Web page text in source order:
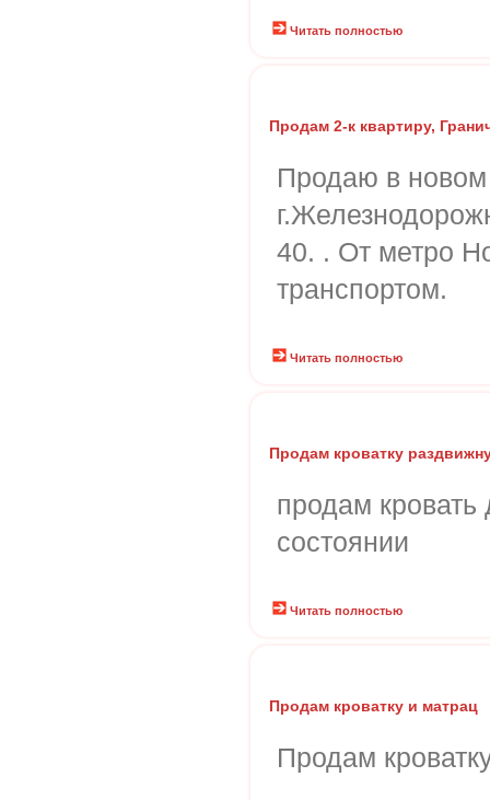
Читать полностью
Продам 2-к квартиру,
Продаю в новом
40. . От метро
транспортом.
Читать полностью
Продам кроватку
продам
состоянии
Читать полностью
Продам кроватку и матрац
Продам